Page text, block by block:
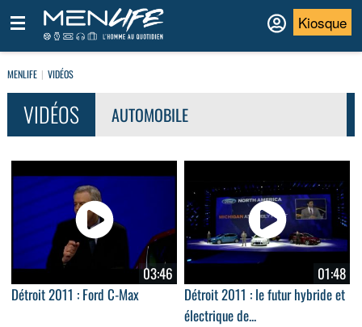
Kiosque
MENLIFE VIDÉOS
VIDÉOS AUTOMOBILE
03:46
Détroit 2011 : Ford C-Max
01:48
Détroit 2011 : le futur hybride et
électrique de...